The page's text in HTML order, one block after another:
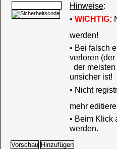
Hinweise:
• WICHTIG:
werden!
• Bei falsch
verloren
der
unsicher ist!
• Nicht
mehr
• Beim Klick
werden.